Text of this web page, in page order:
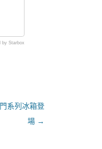
by Starbox
系列冰箱登
場 →